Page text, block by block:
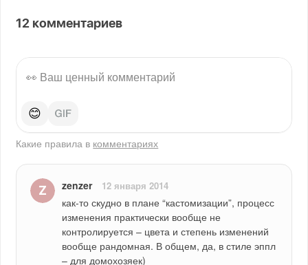
12 комментариев
😊
Какие правила в комментариях
zenzer 12 января 2014
как-то скудно в плане “кастомизации”, процесс
изменения практически вообще не
контролируется – цвета и степень изменений
вообще рандомная. В общем, да, в стиле эппл
– для домохозяек)